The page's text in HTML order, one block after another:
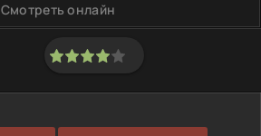
Смотреть онлайн